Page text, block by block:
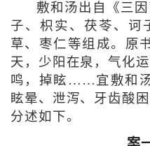
敷和汤出自《三
子、枳实、茯苓、诃
草、枣仁等组成。原
天，少阳在泉，气化
鸣，掉眩……宜敷和
眩晕、泄泻、牙齿酸
分述如下。